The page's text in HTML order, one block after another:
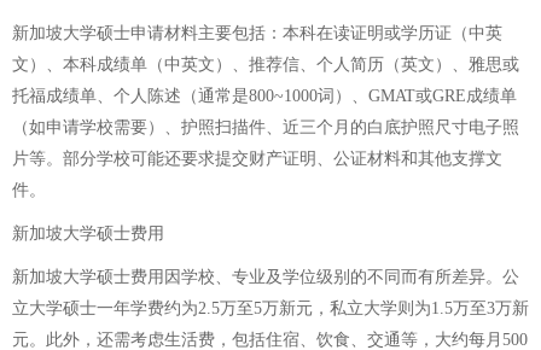
新加坡大学硕士申请材料主要包括：本科在读证明或学历证（中英
文）、本科成绩单（中英文）、推荐信、个人简历（英文）、雅思或
托福成绩单、个人陈述（通常是800~1000词）、GMAT或GRE成绩单
（如申请学校需要）、护照扫描件、近三个月的白底护照尺寸电子照
片等。部分学校可能还要求提交财产证明、公证材料和其他支撑文
件。
新加坡大学硕士费用
新加坡大学硕士费用因学校、专业及学位级别的不同而有所差异。公
立大学硕士一年学费约为2.5万至5万新元，私立大学则为1.5万至3万新
元。此外，还需考虑生活费，包括住宿、饮食、交通等，大约每月500